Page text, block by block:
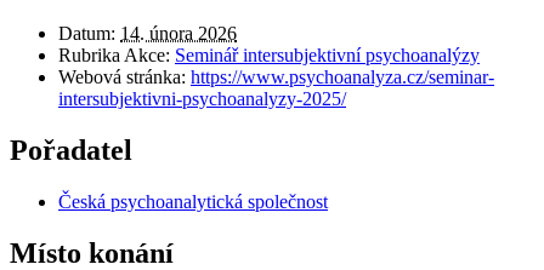
Datum: 14. února 2026
Rubrika Akce: Seminář intersubjektivní psychoanalýzy
Webová stránka: https://www.psychoanalyza.cz/seminar-
intersubjektivni-psychoanalyzy-2025/
Pořadatel
Česká psychoanalytická společnost
Místo konání